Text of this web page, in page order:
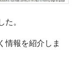
。
情報を紹介しま